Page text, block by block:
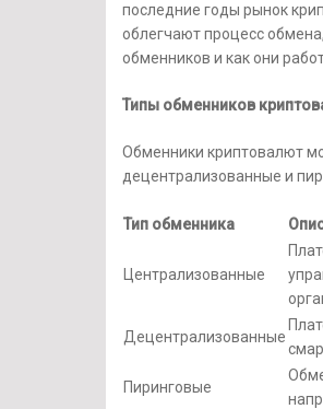
последние годы рынок
облегчают процесс
обменников и как они
Типы обменников
Обменники криптовалют
децентрализованные и
Тип обменника
Централизованные
Децентрализованные
Пиринговые